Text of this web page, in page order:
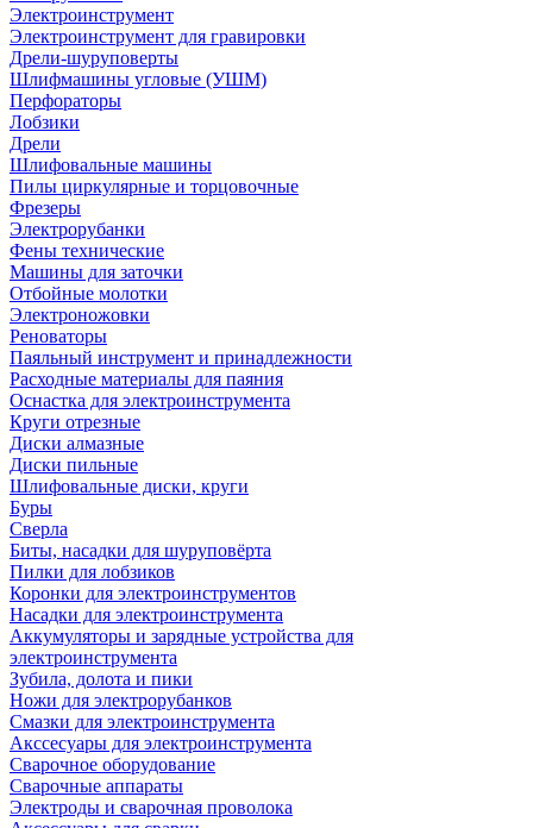
Электроинструмент
Электроинструмент для гравировки
Дрели-шуруповерты
Шлифмашины угловые (УШМ)
Перфораторы
Лобзики
Дрели
Шлифовальные машины
Пилы циркулярные и торцовочные
Фрезеры
Электрорубанки
Фены технические
Машины для заточки
Отбойные молотки
Электроножовки
Реноваторы
Паяльный инструмент и принадлежности
Расходные материалы для паяния
Оснастка для электроинструмента
Круги отрезные
Диски алмазные
Диски пильные
Шлифовальные диски, круги
Буры
Сверла
Биты, насадки для шуруповёрта
Пилки для лобзиков
Коронки для электроинструментов
Насадки для электроинструмента
Аккумуляторы и зарядные устройства для
электроинструмента
Зубила, долота и пики
Ножи для электрорубанков
Смазки для электроинструмента
Акссесуары для электроинструмента
Сварочное оборудование
Сварочные аппараты
Электроды и сварочная проволока